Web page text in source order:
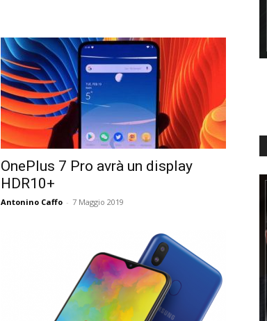
OnePlus 7 Pro avrà un display
HDR10+
Antonino Caffo - 7 Maggio 2019